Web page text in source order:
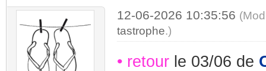
12-06-2026 10:35:56
tastrophe.)
• retourle 03/06 de